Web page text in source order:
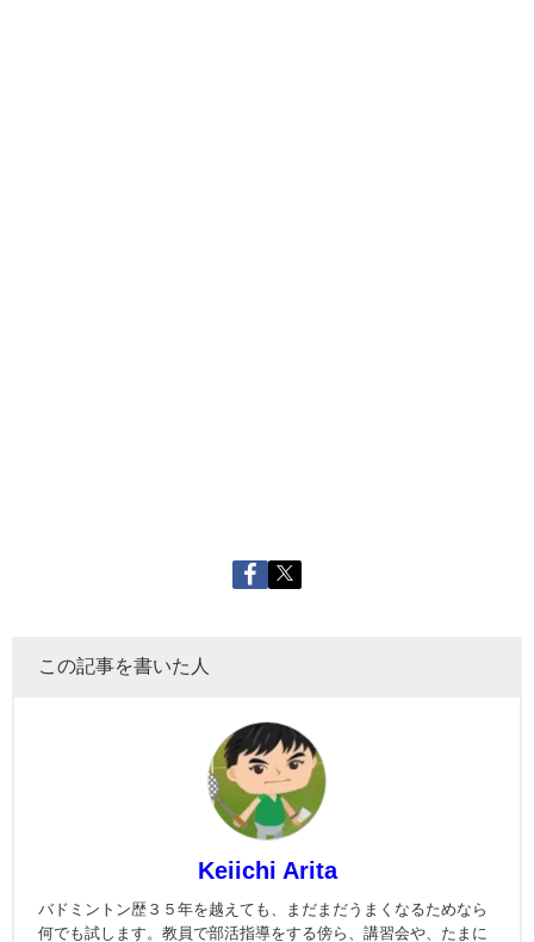
この記事を書いた人
Keiichi Arita
バドミントン歴３５年を越えても、まだまだうまくなるためなら
何でも試します。教員で部活指導をする傍ら、講習会や、たまに